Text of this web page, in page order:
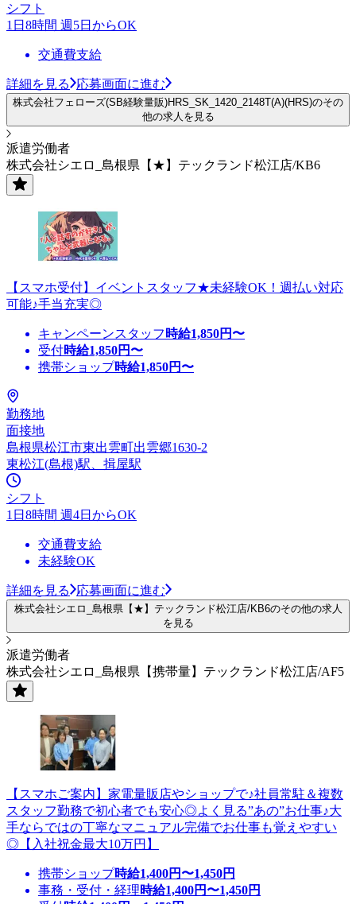
シフト
1日8時間 週5日からOK
交通費支給
詳細を見る 応募画面に進む
株式会社フェローズ(SB経験量販)HRS_SK_1420_2148T(A)(HRS)のその
他の求人を見る
派遣労働者
株式会社シエロ_島根県【★】テックランド松江店/KB6
【スマホ受付】イベントスタッフ★未経験OK！週払い対応
可能♪手当充実◎
キャンペーンスタッフ 時給1,850円〜
受付時給1,850円〜
携帯ショップ時給1,850円〜
勤務地
面接地
島根県松江市東出雲町出雲郷1630-2
東松江(島根)駅、揖屋駅
シフト
1日8時間 週4日からOK
交通費支給
未経験OK
詳細を見る 応募画面に進む
株式会社シエロ_島根県【★】テックランド松江店/KB6のその他の求人
を見る
派遣労働者
株式会社シエロ_島根県【携帯量】テックランド松江店/AF5
【スマホご案内】家電量販店やショップで♪社員常駐＆複数
スタッフ勤務で初心者でも安心◎よく見る”あの”お仕事♪大
手ならではの丁寧なマニュアル完備でお仕事も覚えやすい
◎【入社祝金最大10万円】
携帯ショップ時給1,400円〜1,450円
事務・受付・経理時給1,400円〜1,450円